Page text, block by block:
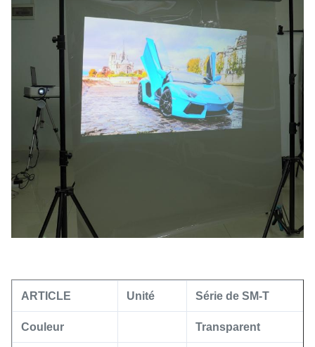
ARTICLE Unité Série de SM-T
Couleur Transparent